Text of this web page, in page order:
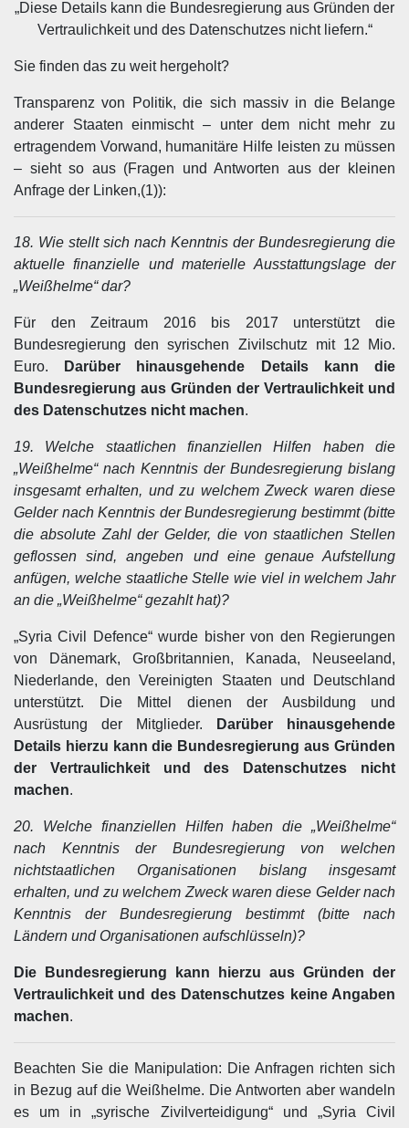
„Diese Details kann die Bundesregierung aus Gründen der
Vertraulichkeit und des Datenschutzes nicht liefern.“
Sie finden das zu weit hergeholt?
Transparenz von Politik, die sich massiv in die Belange
anderer Staaten einmischt – unter dem nicht mehr zu
ertragendem Vorwand, humanitäre Hilfe leisten zu müssen
– sieht so aus (Fragen und Antworten aus der kleinen
Anfrage der Linken,(1)):
18. Wie stellt sich nach Kenntnis der Bundesregierung die
aktuelle finanzielle und materielle Ausstattungslage der
„Weißhelme“ dar?
Für den Zeitraum 2016 bis 2017 unterstützt die
Bundesregierung den syrischen Zivilschutz mit 12 Mio.
Euro.
Darüber hinausgehende Details kann die
Bundesregierung aus Gründen der Vertraulichkeit und
des Datenschutzes nicht machen.
19. Welche staatlichen finanziellen Hilfen haben die
„Weißhelme“ nach Kenntnis der Bundesregierung bislang
insgesamt erhalten, und zu welchem Zweck waren diese
Gelder nach Kenntnis der Bundesregierung bestimmt (bitte
die absolute Zahl der Gelder, die von staatlichen Stellen
geflossen sind, angeben und eine genaue Aufstellung
anfügen, welche staatliche Stelle wie viel in welchem Jahr
an die „Weißhelme“ gezahlt hat)?
„Syria Civil Defence“ wurde bisher von den Regierungen
von Dänemark, Großbritannien, Kanada, Neuseeland,
Niederlande, den Vereinigten Staaten und Deutschland
unterstützt. Die Mittel dienen der Ausbildung und
Ausrüstung der Mitglieder.
Darüber hinausgehende
Details hierzu kann die Bundesregierung aus Gründen
der Vertraulichkeit und des Datenschutzes nicht
machen.
20. Welche finanziellen Hilfen haben die „Weißhelme“
nach Kenntnis der Bundesregierung von welchen
nichtstaatlichen Organisationen bislang insgesamt
erhalten, und zu welchem Zweck waren diese Gelder nach
Kenntnis der Bundesregierung bestimmt (bitte nach
Ländern und Organisationen aufschlüsseln)?
Die Bundesregierung kann hierzu aus Gründen der
Vertraulichkeit und des Datenschutzes keine Angaben
machen.
Beachten Sie die Manipulation: Die Anfragen richten sich
in Bezug auf die Weißhelme. Die Antworten aber wandeln
es um in„syrische Zivilverteidigung“ und „Syria Civil